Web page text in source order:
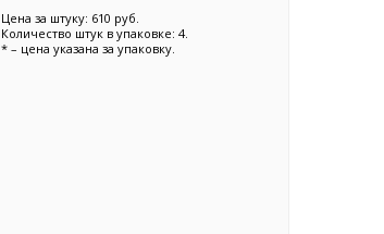
Цена за штуку: 610 руб.
Количество штук в упаковке: 4.
* – цена указана за упаковку.